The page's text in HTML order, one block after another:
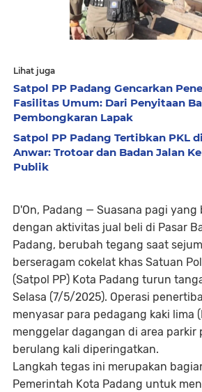
Lihat juga
Satpol PP Padang Gencarkan
Fasilitas Umum: Dari Penyitaan
Pembongkaran Lapak
Satpol PP Padang Tertibkan PKL
Anwar: Trotoar dan Badan Jalan
Publik
D'On, Padang — Suasana pagi yang
dengan aktivitas jual beli di Pasar
Padang, berubah tegang saat
berseragam cokelat khas Satuan
(Satpol PP) Kota Padang turun
Selasa (7/5/2025). Operasi
menyasar para pedagang kaki lima
menggelar dagangan di area parkir
berulang kali diperingatkan.
Langkah tegas ini merupakan
Pemerintah Kota Padang untuk